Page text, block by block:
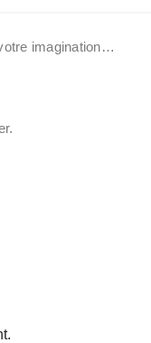
imagination…